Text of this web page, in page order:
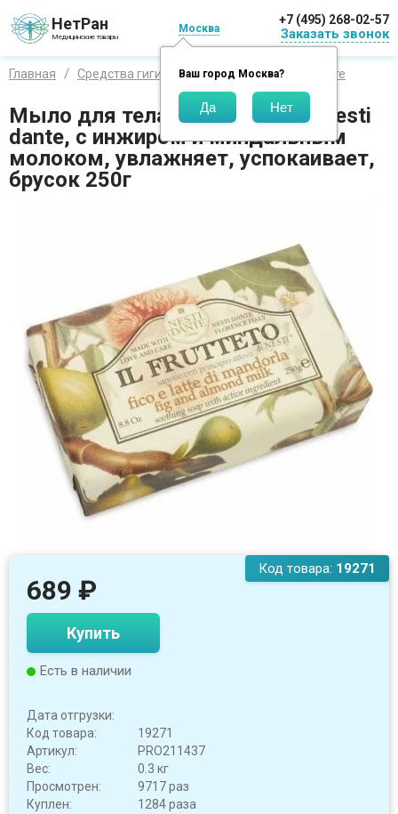
НетРан
Медицинские товары
Москва
Ваш город Москва?
+7 (495) 268-02-57
Заказать звонок
Главная Средства гигиены Бренды Нести данте
Мыло для тела Нести данте / Nesti
dante, с инжиром и миндальным
молоком, увлажняет, успокаивает,
брусок 250г
Код товара: 19271
689 ₽
Купить
Есть в наличии
Дата отгрузки:
Код товара:
19271
Артикул:
PRO211437
Вес:
0.3 кг
Просмотрен:
9717 раз
Куплен:
1284 раза